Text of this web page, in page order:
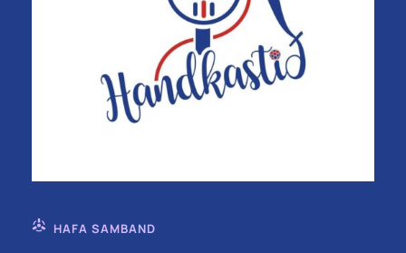
HAFA SAMBAND